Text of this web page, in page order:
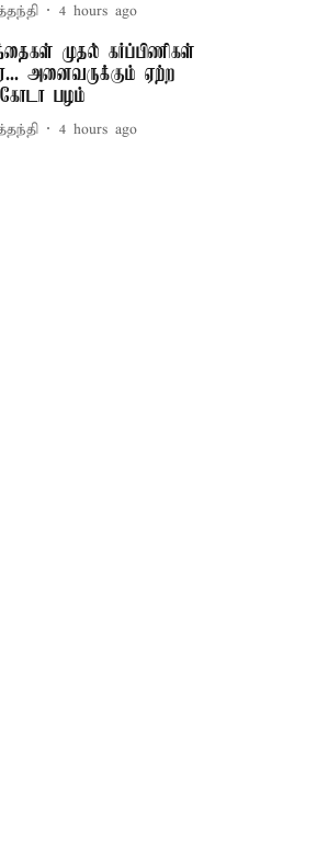
4 hours ago
முதல் கர்ப்பிணிகள்
அனைவருக்கும் ஏற்ற
பழம்
4 hours ago